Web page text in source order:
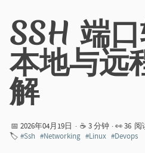
关于
标签
分类
系列
SSH 端口
本地与远
解
📅 2026年04月19日 · ☕ 3 分钟 · 👀 36 阅
🏷️ #Ssh #Networking #Linux #Devops